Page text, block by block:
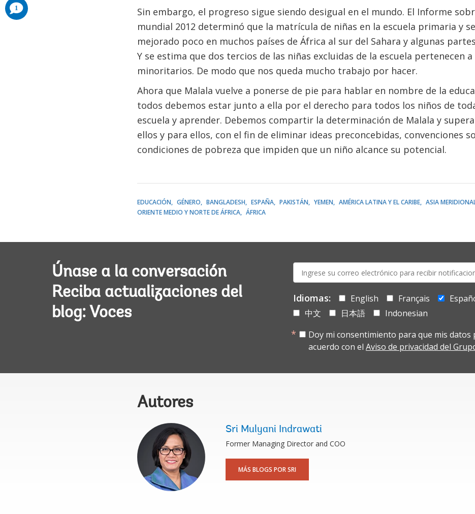
Sin embargo, el progreso sigue siendo desigual en el mundo. El Informe
mundial 2012 determinó que la matrícula de niñas en la escuela primaria y
mejorado poco en muchos países de África al sur del Sahara y algunas
Y se estima que dos tercios de las niñas excluidas de la escuela pertenecen
minoritarios. De modo que nos queda mucho trabajo por hacer.
Ahora que Malala vuelve a ponerse de pie para hablar en nombre de la
todos debemos estar junto a ella por el derecho para todos los niños de
escuela y aprender. Debemos compartir la determinación de Malala y
ellos y para ellos, con el fin de eliminar ideas preconcebidas, convenciones
condiciones de pobreza que impiden que un niño alcance su potencial.
EDUCACIÓN GÉNERO BANGLADESH ESPAÑA PAKISTÁN YEMEN AMÉRICA LATINA Y EL CARIBE
ASIA
ORIENTE MEDIO Y NORTE DE ÁFRICA
ÁFRICA
Únase a la conversación
Reciba actualizaciones del
blog: Voces
mail:
Idiomas: English Français
中文
日本語
Indonesian
Doy mi consentimiento para que mis datos
acuerdo con el Aviso de privacidad del
Autores
Sri Mulyani Indrawati
Former Managing Director and COO
MÁS BLOGS POR SRI
1
comments
added